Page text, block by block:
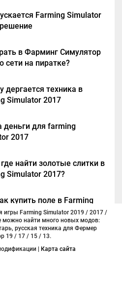
Farming Simulator
в Фарминг Симулятор
сети на пиратке?
дергается техника в
Simulator 2017
деньги для farming
2017
найти золотые слитки в
Simulator 2017?
купить поле в Farming
2017
19 / 17 / 15 / 13.
|
Карта сайта